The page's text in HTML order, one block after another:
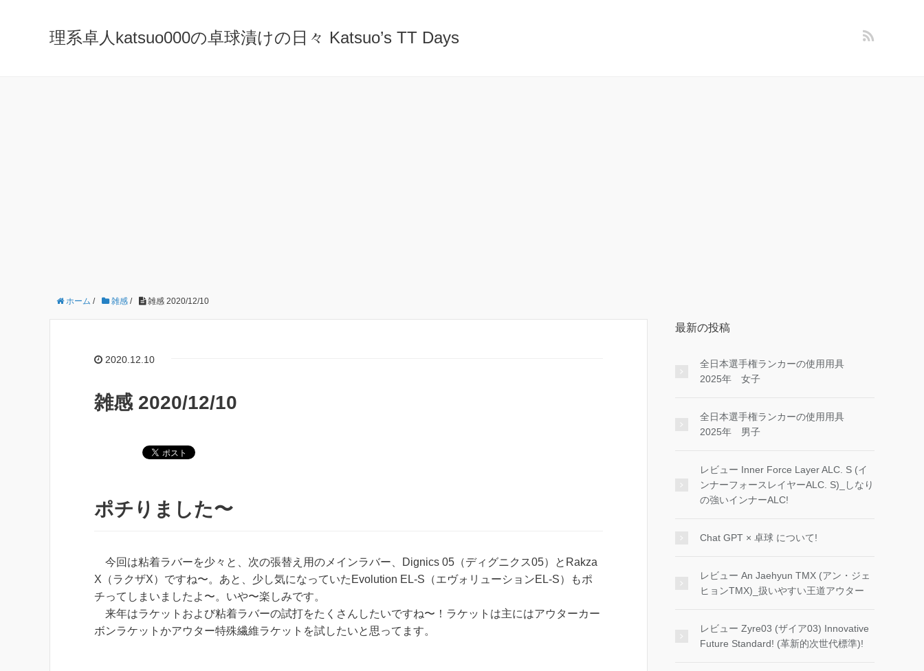
理系卓人katsuo000の卓球漬けの日々 Katsuo’s TT Days
ホーム / 雑感 / 雑感 2020/12/10
2020.12.10
雑感 2020/12/10
ポチりました〜
今回は粘着ラバーを少々と、次の張替え用のメインラバー、Dignics 05（ディグニクス05）とRakza
X（ラクザX）ですね〜。あと、少し気になっていたEvolution EL-S（エヴォリューションEL-S）もポ
チってしまいましたよ〜。いや〜楽しみです。
来年はラケットおよび粘着ラバーの試打をたくさんしたいですね〜！ラケットは主にはアウターカー
ボンラケットかアウター特殊繊維ラケットを試したいと思ってます。
最新の投稿
全日本選手権ランカーの使用用具
2025年 女子
全日本選手権ランカーの使用用具
2025年 男子
レビュー Inner Force Layer ALC. S (イ
ンナーフォースレイヤーALC. S)_しなり
の強いインナーALC!
Chat GPT × 卓球 について!
レビュー An Jaehyun TMX (アン・ジェ
ヒョンTMX)_扱いやすい王道アウター
レビュー Zyre03 (ザイア03) Innovative
Future Standard! (革新的次世代標準)!